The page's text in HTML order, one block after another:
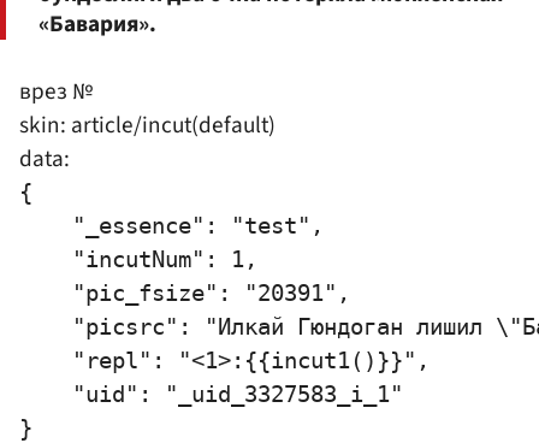
«Бавария».
врез №
skin: article/incut(default)
data:
{
    "_essence": "test",
    "incutNum": 1,
    "pic_fsize": "20391",
"picsrc": "Илкай Гюндоган лишил
    "repl": "<1>:{{incut1()}}",
    "uid": "_uid_3327583_i_1"